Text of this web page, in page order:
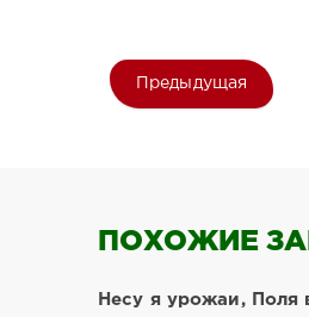
Предыдущая
ПОХОЖИЕ
Несу я урожаи, Поля